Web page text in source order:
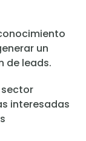
un
de leads.
sector
interesadas